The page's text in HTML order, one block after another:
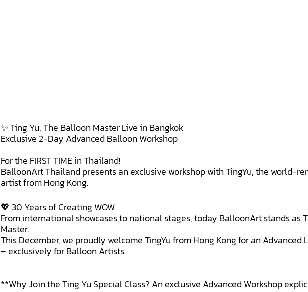
✨ Ting Yu, The Balloon Master Live in Bangkok
Exclusive 2-Day Advanced Balloon Workshop
For the FIRST TIME in Thailand!
BalloonArt Thailand presents an exclusive workshop with TingYu, the world-
artist from Hong Kong.
💖 30 Years of Creating WOW
From international showcases to national stages, today BalloonArt stands as
Master.
This December, we proudly welcome TingYu from Hong Kong for an Advanced
– exclusively for Balloon Artists.
**Why Join the Ting Yu Special Class? An exclusive Advanced Workshop